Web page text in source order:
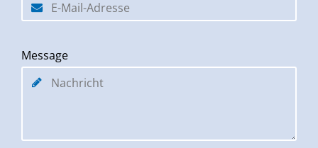
Message